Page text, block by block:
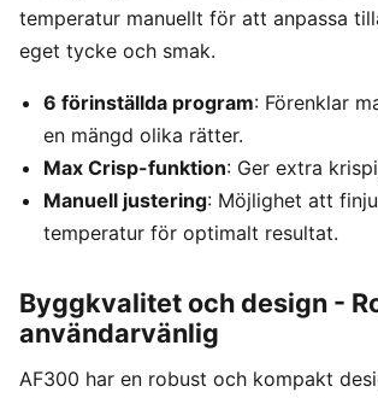
temperatur manuellt för att anpassa
eget tycke och smak.
6 förinställda program: Förenklar
en mängd olika rätter.
Max Crisp-funktion: Ger extra
Manuell justering: Möjlighet att
temperatur för optimalt resultat.
Byggkvalitet och design -
användarvänlig
AF300 har en robust och kompakt